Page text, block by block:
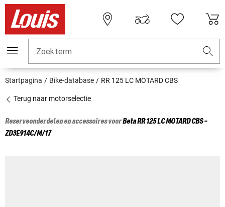
Zoekterm
Startpagina Bike-database RR 125 LC MOTARD CBS
Terug naar motorselectie
Reserveonderdelen en accessoires voorBetaRR 125 LC MOTARD CBS -
ZD3E914C/M/17